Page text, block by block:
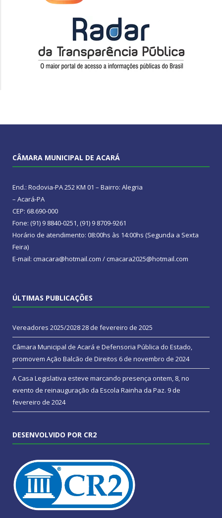
CÂMARA MUNICIPAL DE ACARÁ
End.: Rodovia-PA 252 KM 01 – Bairro: Alegria
– Acará-PA
CEP: 68.690-000
Fone: (91) 9 8840-0251, (91) 9 8709-9261
Horário de atendimento: 08:00hs às 14:00hs (Segunda a Sexta
Feira)
E-mail: cmacara@hotmail.com / cmacara2025@hotmail.com
ÚLTIMAS PUBLICAÇÕES
Vereadores 2025/202828 de fevereiro de 2025
Câmara Municipal de Acará e Defensoria Pública do Estado,
promovem Ação Balcão de Direitos 6 de novembro de 2024
A Casa Legislativa esteve marcando presença ontem, 8, no
evento de reinauguração da Escola Rainha da Paz. 9 de
fevereiro de 2024
DESENVOLVIDO POR CR2